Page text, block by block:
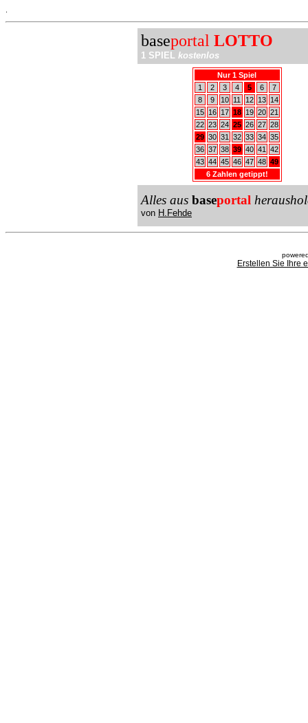
baseportal LOTTO
1 SPIEL kostenlos
Nur 1 Spiel
1
2 3 4 5 6
7
8
9 10 11 12 13
14
15
16 17 18 19 20 21
22 23 24 25 26 27 28
29 30 31 32 33 34 35
36 37 38 39 40 41
42
43 44 45 46 47 48 49
6 Zahlen getippt!
Alles aus baseportal
von H.Fehde
Erstellen Sie Ihre